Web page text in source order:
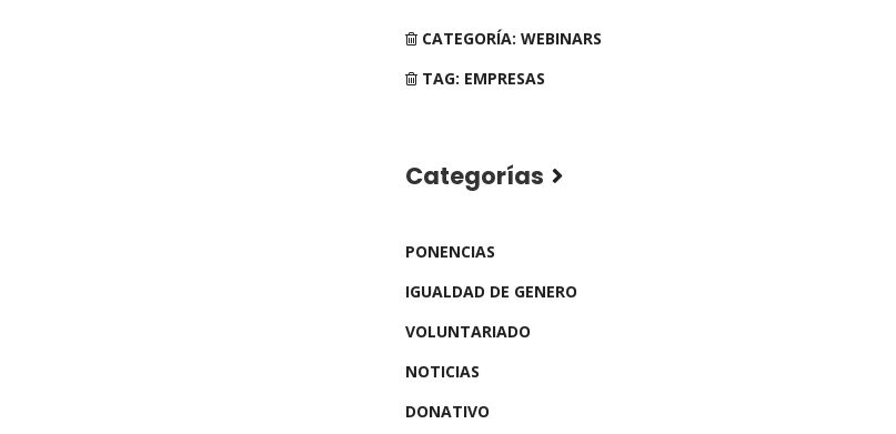
CATEGORÍA: WEBINARS
TAG: EMPRESAS
Categorías
PONENCIAS
IGUALDAD DE GENERO
VOLUNTARIADO
NOTICIAS
DONATIVO